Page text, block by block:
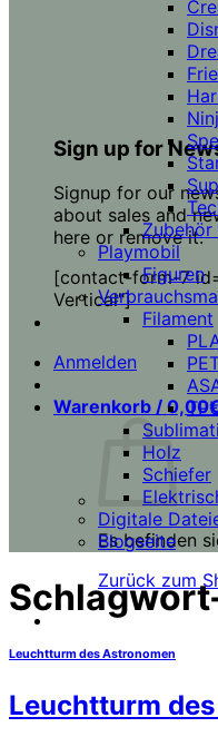
Sign up for
Signup for our
about sales and
here or remove it.
[contact-form-7
Vertical"]
Anmelden
Warenkorb / 0,00
Es befinden
Zurück zum
Playmobil
Figuren
Filament
Holz
Schiefer
Digitale
Blogseite
Leuchtturm des Astronomen
Leuchtturm